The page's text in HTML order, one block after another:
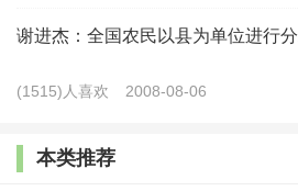
城市自身生态容量有限。乡村的林
二是低成本的生活空间稀缺性
谢进杰：全国农民以县为单位进行
(1515)人喜欢 2008-08-06
本类推荐